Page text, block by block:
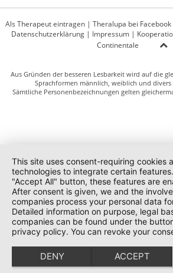
Als Therapeut eintragen | Theralupa bei Facebook
Datenschutzerklärung| Impressum|
Continentale
Aus Gründen der besseren Lesbarkeit wird auf die
Sprachformen männlich, weiblich und
Sämtliche Personenbezeichnungen gelten
This site uses consent-requiring cookies
technologies to integrate certain
"Accept All" button, these features are
After consent is given, we and the
companies process your personal data
Detailed information on purpose, legal
companies can be found under the
privacy policy. You can revoke your
DENY ACCEPT